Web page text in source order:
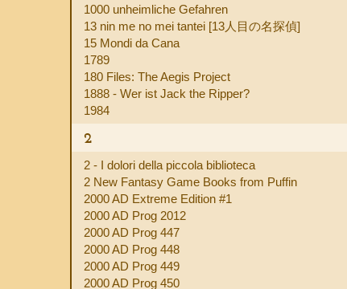
1000 unheimliche Gefahren
13 nin me no mei tantei [13人目の名探偵]
15 Mondi da Cana
1789
180 Files: The Aegis Project
1888 - Wer ist Jack the Ripper?
1984
2
2 - I dolori della piccola biblioteca
2 New Fantasy Game Books from Puffin
2000 AD Extreme Edition #1
2000 AD Prog 2012
2000 AD Prog 447
2000 AD Prog 448
2000 AD Prog 449
2000 AD Prog 450